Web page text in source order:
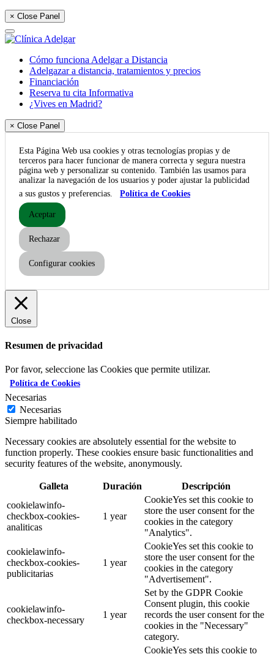
× Close Panel
Cómo funciona Adelgar a Distancia
Adelgazar a distancia, tratamientos y precios
Financiación
Reserva tu cita Informativa
¿Vives en Madrid?
× Close Panel
Esta Página Web usa cookies y otras tecnologías propias y de
terceros para hacer funcionar de manera correcta y segura nuestra
página web y personalizar su contenido. También las usamos para
analizar la navegación de los usuarios y poder ajustar la publicidad
a sus gustos y preferencias.
Política de Cookies
Aceptar
Rechazar
Configurar cookies
Close
Resumen de privacidad
Por favor, seleccione las Cookies que permite utilizar.
Política de Cookies
Necesarias
Necesarias
Siempre habilitado
Necessary cookies are absolutely essential for the website to
function properly. These cookies ensure basic functionalities and
security features of the website, anonymously.
Galleta Duración
Descripción
cookielawinfo-
checkbox-cookies-
analiticas
1 year
CookieYes set this cookie to
store the user consent for the
cookies in the category
"Analytics".
cookielawinfo-
checkbox-cookies-
publicitarias
1 year
CookieYes set this cookie to
store the user consent for the
cookies in the category
"Advertisement".
cookielawinfo-
checkbox-necessary
1 year
Set by the GDPR Cookie
Consent plugin, this cookie
records the user consent for the
cookies in the "Necessary"
category.
CookieYes sets this cookie to